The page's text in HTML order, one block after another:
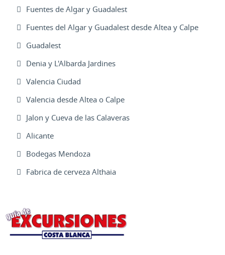
Fuentes de Algar y Guadalest
Fuentes del Algar y Guadalest desde Altea y Calpe
Guadalest
Denia y L'Albarda Jardines
Valencia Ciudad
Valencia desde Altea o Calpe
Jalon y Cueva de las Calaveras
Alicante
Bodegas Mendoza
Fabrica de cerveza Althaia